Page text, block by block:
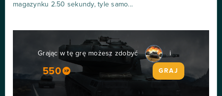
magazynku 2.50 sekundy, tyle samo...
Grając w tę grę możesz zdobyć i
550 GRAJ